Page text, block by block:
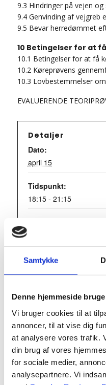
Samtykke
Denne hjemmeside
Vi bruger cookies til at
annoncer, til at vise dig
at analysere vores trafik.
din brug af vores
for sociale medier,
analysepartnere. Vi
9.3 Hindringer på vejen og
9.4 Genvinding af vejgreb
9.5 Bevar herredømmet
10 Betingelser for at
10.1 Betingelser for at få
10.2 Køreprøvens
10.3 Lovbestemmelser
EVALUERENDE
Detaljer
Dato:
april 15
Tidspunkt:
18:15 - 21:15
Begivenhed Kategori:
Teori 9 - Onsdagshold
Tilføj til kalender
Teori 9 –